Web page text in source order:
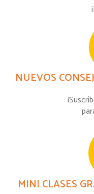
NUEVOS
MINI CLASES